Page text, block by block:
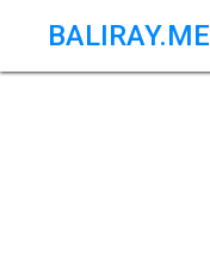
BALIRAY.ME